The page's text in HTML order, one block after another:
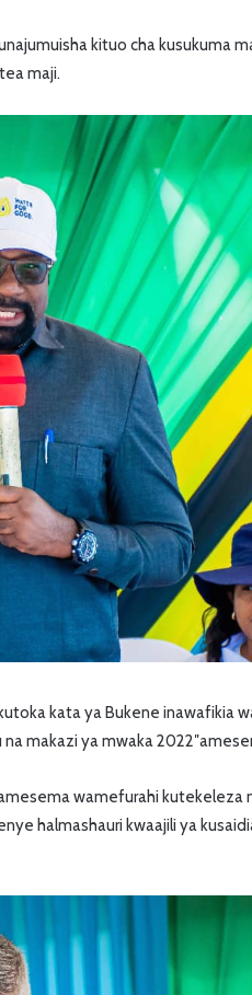
kituo cha kusukuma
maji.
kata ya Bukene inawafikia
makazi ya mwaka
wamefurahi kutekeleza
halmashauri kwaajili ya